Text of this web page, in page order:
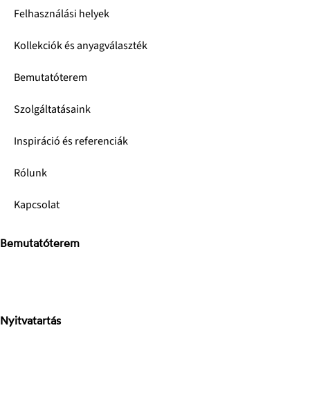
Felhasználási helyek
Kollekciók és anyagválaszték
Bemutatóterem
Szolgáltatásaink
Inspiráció és referenciák
Rólunk
Kapcsolat
Bemutatóterem
Nyitvatartás